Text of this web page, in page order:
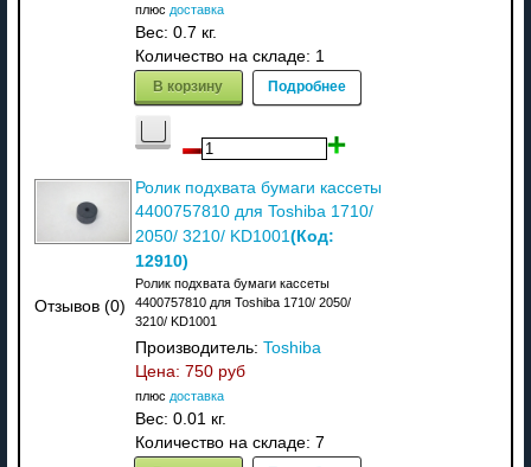
плюс доставка
Вес: 0.7 кг.
Количество на складе: 1
В корзину Подробнее
Отзывов (0)
Ролик подхвата бумаги кассеты
4400757810 для Toshiba 1710/
2050/ 3210/ KD1001 (Код:
12910)
Ролик подхвата бумаги кассеты
4400757810 для Toshiba 1710/ 2050/
3210/ KD1001
Производитель: Toshiba
Цена: 750 руб
плюс доставка
Вес: 0.01 кг.
Количество на складе: 7